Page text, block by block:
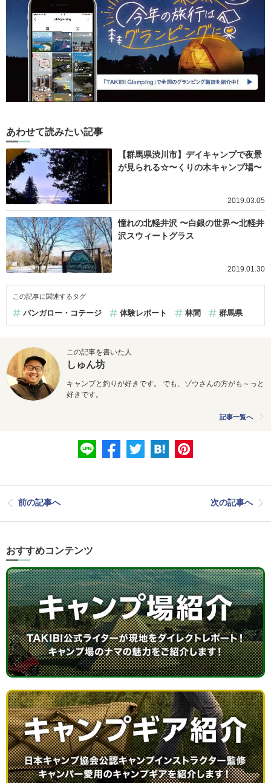
あわせて読みたい記事
【群馬県渋川市】デイキャンプで夜景
が見られる☆〜くりの木キャンプ場〜
2019.03.05
憧れの北軽井沢 〜白銀の世界〜北軽井
沢スウィートグラス
2019.01.30
この記事に関連するタグ
バンガロー・コテージ 体験レポート 林間 群馬県
この記事を書いた人
しゅん坊
キャンプと釣りが好きです。 でも、ゾウさんの方がも～っと
好きです。
記事一覧へ
前の記事へ 次の記事へ
おすすめコンテンツ